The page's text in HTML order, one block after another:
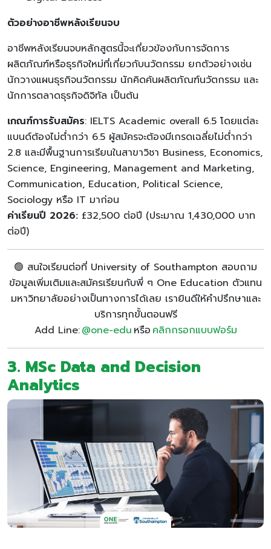
ตัวอย่างอาชีพหลังเรียนจบ
อาชีพหลังเรียนจบหลักสูตรนี้จะเกี่ยวข้องกับการจัดการ
ผลิตภัณฑ์หรือธุรกิจใหม่ที่เกี่ยวกับนวัตกรรม ยกตัวอย่างเช่น
นักวางแผนธุรกิจนวัตกรรม นักคิดค้นผลิตภัณฑ์นวัตกรรม และ
นักการตลาดธุรกิจดิจิทัล เป็นต้น
เกณฑ์การรับสมัคร: IELTS Academic overall 6.5 โดยแต่ละ
แบนด์ต้องไม่ต่ำกว่า 6.5 ผู้สมัครจะต้องมีเกรดเฉลี่ยไม่ต่ำกว่า
2.8 และมีพื้นฐานการเรียนในสาขาวิชา Business, Economics,
Science, Engineering, Management and Marketing,
Communication, Education, Political Science,
Sociology หรือ IT มาก่อน
ค่าเรียนปี 2026: £32,500 ต่อปี (ประมาณ 1,430,000 บาท
ต่อปี)
🟢 สนใจเรียนต่อที่ University of Southampton สอบถาม
ข้อมูลเพิ่มเติมและสมัครเรียนกับพี่ ๆ One Education ตัวแทน
มหาวิทยาลัยอย่างเป็นทางการได้เลย เรายินดีให้คำปรึกษาและ
บริการทุกขั้นตอนฟรี
Add Line:@one-edu หรือ คลิกกรอกแบบฟอร์ม
3. MSc Data and Decision
Analytics